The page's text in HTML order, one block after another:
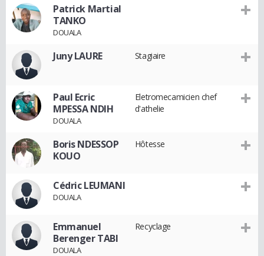
Patrick Martial
TANKO
DOUALA
Juny LAURE Stagiaire
Paul Ecric
MPESSA NDIH
DOUALA
Eletromecamicien chef
d'athelie
Boris NDESSOP
KOUO
Hôtesse
Cédric LEUMANI
DOUALA
Emmanuel
Berenger TABI
DOUALA
Recyclage